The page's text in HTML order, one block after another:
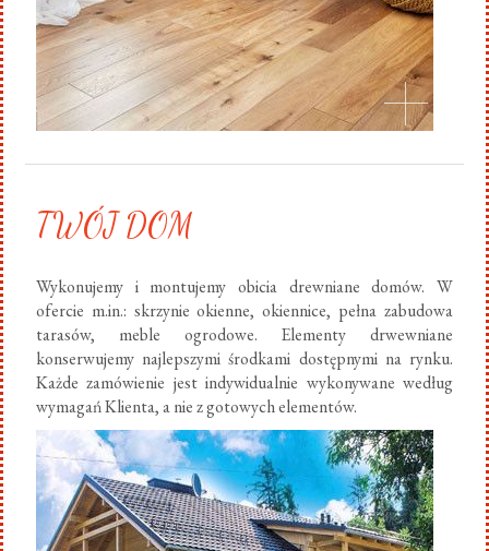
TWÓJ DOM
Wykonujemy i montujemy obicia drewniane domów. W
ofercie m.in.: skrzynie okienne, okiennice, pełna zabudowa
tarasów, meble ogrodowe. Elementy drwewniane
konserwujemy najlepszymi środkami dostępnymi na rynku.
Każde zamówienie jest indywidualnie wykonywane według
wymagań Klienta, a nie z gotowych elementów.